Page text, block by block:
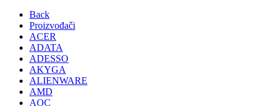
Back
Proizvođači
ACER
ADATA
ADESSO
AKYGA
ALIENWARE
AMD
AOC